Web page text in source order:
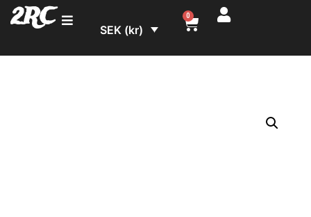
2RC SEK (kr)
0